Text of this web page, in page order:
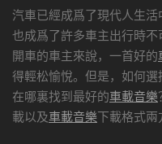
汽車已經成爲了現代人生
也成爲了許多車主出行時
開車的車主來說，一首好的
得輕松愉悅。但是，如何選
在哪裏找到最好的車載音樂
載以及車載音樂下載格式兩